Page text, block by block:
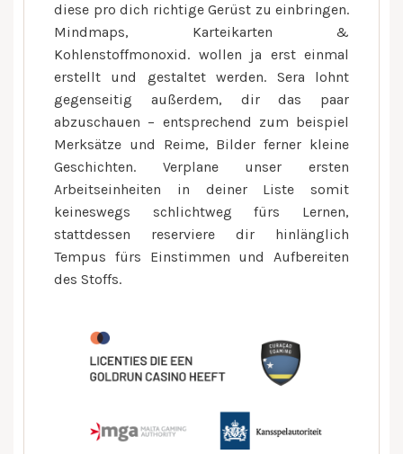
diese pro dich richtige Gerüst zu einbringen.
Mindmaps, Karteikarten &
Kohlenstoffmonoxid. wollen ja erst einmal
erstellt und gestaltet werden. Sera lohnt
gegenseitig außerdem, dir das paar
abzuschauen – entsprechend zum beispiel
Merksätze und Reime, Bilder ferner kleine
Geschichten. Verplane unser ersten
Arbeitseinheiten in deiner Liste somit
keineswegs schlichtweg fürs Lernen,
stattdessen reserviere dir hinlänglich
Tempus fürs Einstimmen und Aufbereiten
des Stoffs.